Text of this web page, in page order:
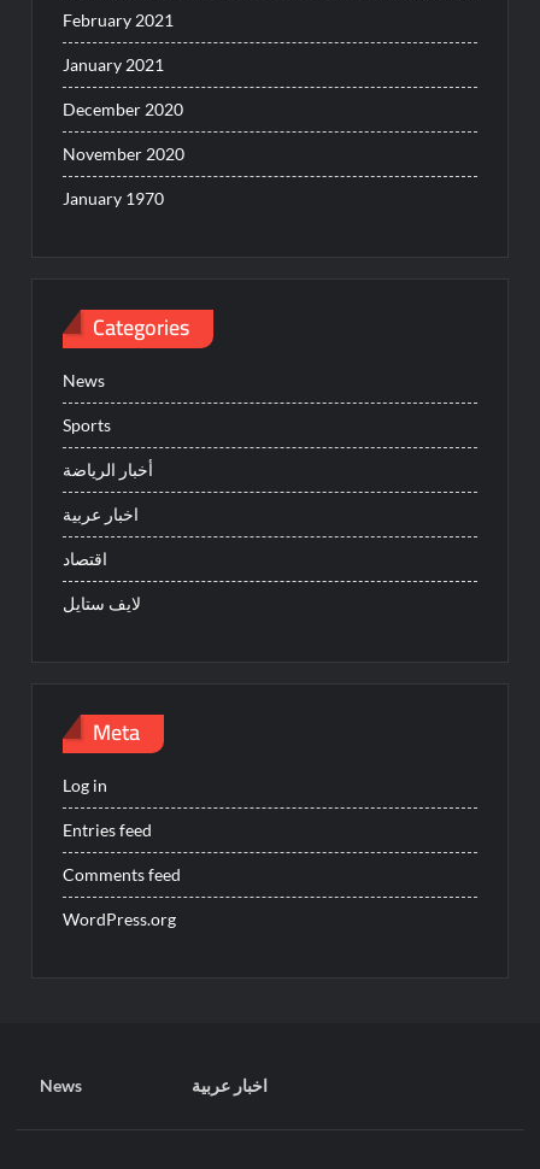
February 2021
January 2021
December 2020
November 2020
January 1970
Categories
News
Sports
أخبار الرياضة
اخبار عربية
اقتصاد
لايف ستايل
Meta
Log in
Entries feed
Comments feed
WordPress.org
News اخبار عربية